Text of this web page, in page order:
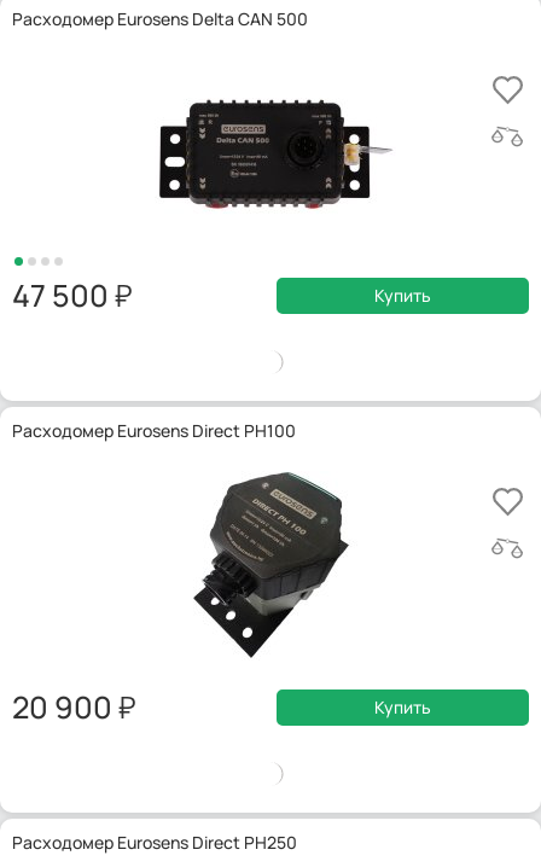
Расходомер Eurosens Delta CAN 500
47 500 Купить
Расходомер Eurosens Direct PH100
20 900 Купить
Расходомер Eurosens Direct PH250